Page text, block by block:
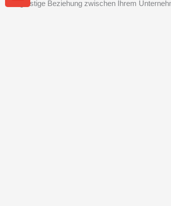
langfristige Beziehung zwischen Ihrem